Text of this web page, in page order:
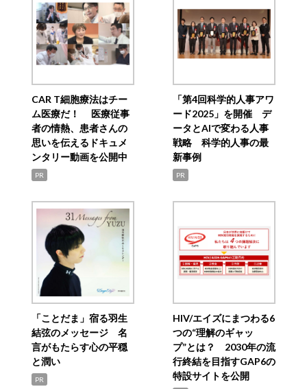
CAR T細胞療法はチー
ム医療だ！ 医療従事
者の情熱、患者さんの
思いを伝えるドキュメ
ンタリー動画を公開中
PR
「第4回科学的人事アワ
ード2025」を開催 デ
ータとAIで変わる人事
戦略 科学的人事の最
新事例
PR
「ことだま」宿る羽生
結弦のメッセージ 名
言がもたらす心の平穏
と潤い
PR
HIV/エイズにまつわる6
つの“理解のギャッ
プ”とは？ 2030年の流
行終結を目指すGAP6の
特設サイトを公開